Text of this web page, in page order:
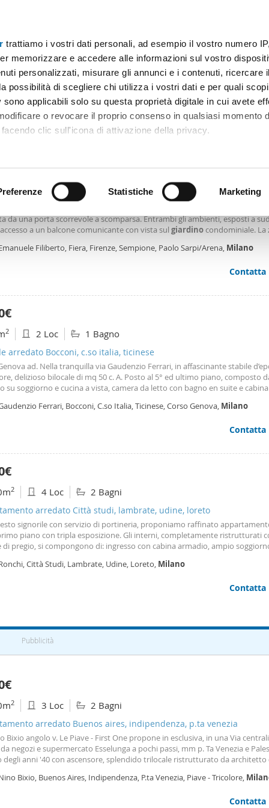
trattiamo i vostri dati personali, ad esempio il vostro numero
memorizzare e accedere alle informazioni sul vostro
personalizzati, misurare gli annunci e i contenuti, ricercare
possibilità di scegliere chi utilizza i vostri dati e per quali
applicabili solo su questa proprietà digitale in cui avete
o revocare il proprio consenso in qualsiasi momento
clic sull'icona di attivazione della privacy.
scansionandolo attivamente alla ricerca di caratteristiche
elaborati i tuoi dati personali e imposta le tue preferenze
il tuo consenso in qualsiasi momento dalla Dichiarazione
contenuti ed annunci, per fornire funzionalità dei
Condividiamo inoltre informazioni sul modo in cui utilizza il
di analisi dei dati web, pubblicità e social media, i quali
che ha fornito loro o che hanno raccolto dal suo utilizzo
Statistiche Marketing
Prezzo Superficie Locali Più filtri - 2
affitto giardino milano
Ordine Mioaffitto
arredato Fiera, firenze, sempione, paolo sarpi/arena
da una porta scorrevole a scomparsa. Entrambi gli ambienti, esposti a
a un balcone comunicante con vista sul giardinocondominiale. La
da un balconcino. La pavimentazione è
Filiberto, Fiera, Firenze, Sempione, Paolo Sarpi/Arena, Milano
Contatta
2 2 Loc 1 Bagno
arredato Bocconi, c.so italia, ticinese
ad. Nella tranquilla via Gaudenzio Ferrari, in affascinante stabile
delizioso bilocale di mq 50 c. A. Posto al 5° ed ultimo piano, composto
su soggiorno e cucina a vista, camera da letto con bagno en suite e
di elettrodomestici. Riscaldamento autonomo e aria condizionata,
condominiali. No sublocazione. Contratto transitorio intestato a persona
se desideri ulteriori dettagli o vuoi fissare una visita contattaci: luxury
-. Inoltre seguendo la nostra pagina Instagram:
anteprima tutte le novità. Le informazioni presenti nell’annuncio hanno
indicativo e non costituiscono in alcun modo elemento di pretesa
Ferrari, Bocconi, C.so Italia, Ticinese, Corso Genova, Milano
Contatta
2 4 Loc 2 Bagni
arredato Città studi, lambrate, udine, loreto
signorile con servizio di portineria, proponiamo raffinato
piano con tripla esposizione. Gli interni, completamente ristrutturati
pregio, si compongono di: ingresso con cabina armadio, ampio
camere, due bagni e due ampi balconi. Completano la proprietà:
al cortile a € 150 mese. Libero da settembre Per visite: Prestige Solutions
che vi affiancheranno nella scelta della vostra casa ideale, da acquistare,
Valutiamo gratuitamente i vostri immobili per la giusta definizione del
mercato Contattateci per qualunque tipologia di consulenza immobiliare
Città Studi, Lambrate, Udine, Loreto, Milano
Contatta
Pubblicità
2 3 Loc 2 Bagni
arredato Buenos aires, indipendenza, p.ta venezia
Bixio angolo v. Le Piave - First One propone in esclusiva, in una Via
negozi e supermercato Esselunga a pochi passi, mm p. Ta Venezia e
degli anni '40 con ascensore, splendido trilocale ristrutturato da architetto
ad un balcone che si affaccia all'interno del cortile, armadiatura fatta
2 camere una matrimoniale con armadiatura fatta su misura con bagno en
Bixio, Buenos Aires, Indipendenza, P.ta Venezia, Piave - Tricolore,
Contatta